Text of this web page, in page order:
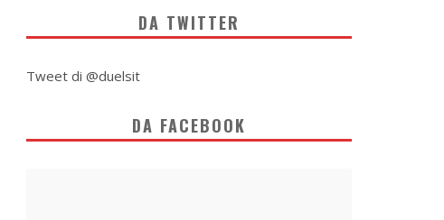
DA TWITTER
Tweet di @duelsit
DA FACEBOOK